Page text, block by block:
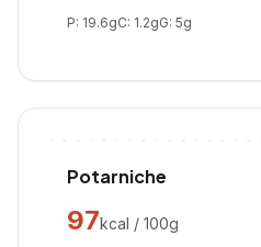
P: 19.6gC: 1.2gG: 5g
Potarniche
97kcal / 100g